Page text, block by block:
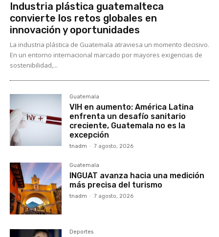
Industria plástica guatemalteca
convierte los retos globales en
innovación y oportunidades
La industria plástica de Guatemala atraviesa un momento decisivo.
En un entorno internacional marcado por mayores exigencias de
sostenibilidad,...
Guatemala
VIH en aumento: América Latina
enfrenta un desafío sanitario
creciente, Guatemala no es la
excepción
tnadm - 7 agosto, 2026
Guatemala
INGUAT avanza hacia una medición
más precisa del turismo
tnadm - 7 agosto, 2026
Deportes